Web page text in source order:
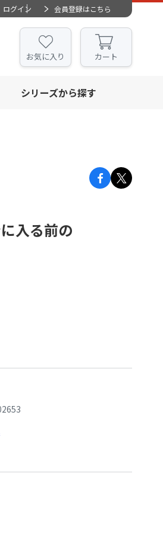
ログイン 会員登録はこちら
お気に入り カート
シリーズから探す
入る前の